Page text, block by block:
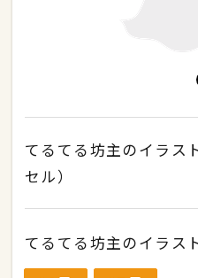
てるてる坊主のイラス
セル）
てるてる坊主のイラス